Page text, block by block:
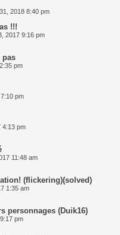
2018 8:40 pm
!!!
2017 9:16 pm
pas
pm
pm
4:13 pm
11:48 am
(flickering)(solved)
1:35 am
personnages (Duik16)
pm